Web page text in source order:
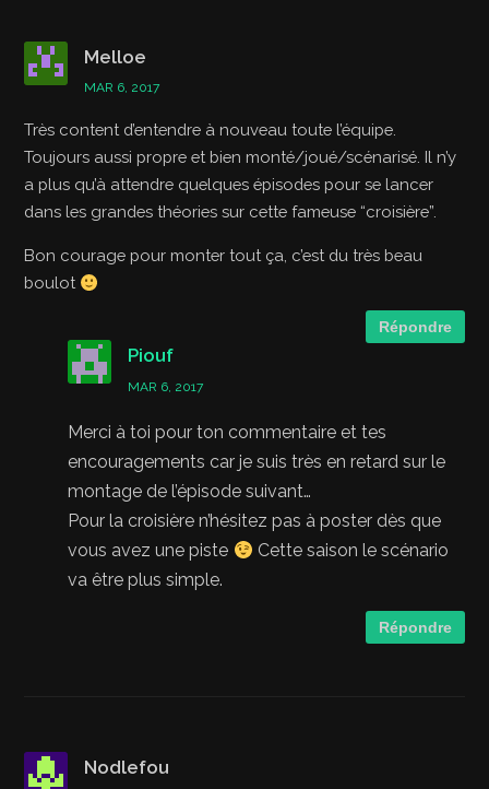
Melloe
MAR 6, 2017
Très content d’entendre à nouveau toute l’équipe.
Toujours aussi propre et bien monté/joué/scénarisé. Il n’y
a plus qu’à attendre quelques épisodes pour se lancer
dans les grandes théories sur cette fameuse “croisière”.
Bon courage pour monter tout ça, c’est du très beau
boulot
Répondre
Piouf
MAR 6, 2017
Merci à toi pour ton commentaire et tes
encouragements car je suis très en retard sur le
montage de l’épisode suivant…
Pour la croisière n’hésitez pas à poster dès que
vous avez une piste
Cette saison le scénario
va être plus simple.
Répondre
Nodlefou